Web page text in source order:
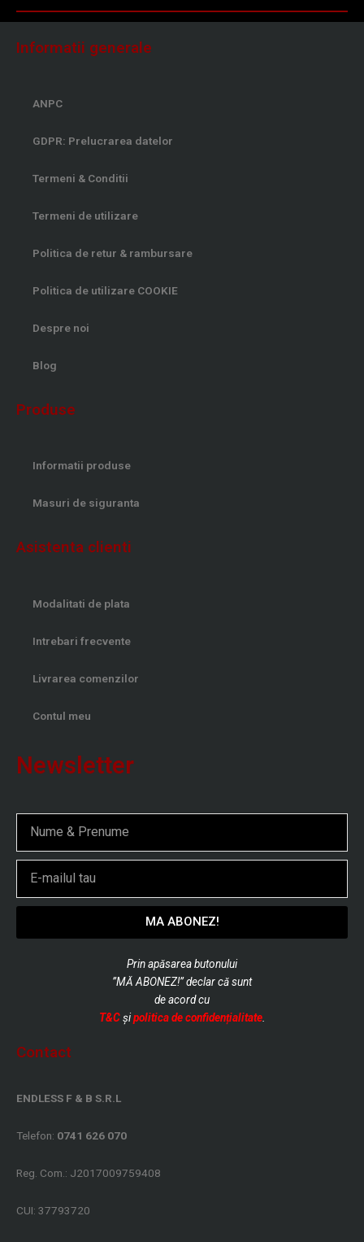
e
b
o
o
t
a
t
u
t
s
Informatii generale
ANPC
GDPR: Prelucrarea datelor
Termeni & Conditii
Termeni de utilizare
Politica de retur & rambursare
Politica de utilizare COOKIE
Despre noi
Blog
Produse
Informatii produse
Masuri de siguranta
Asistenta clienti
Modalitati de plata
Intrebari frecvente
Livrarea comenzilor
Contul meu
Newsletter
MA ABONEZ!
Prin apăsarea butonului
”MĂ ABONEZ!” declar că sunt
deacord cu
T&C și politica de confidențialitate.
Contact
ENDLESS F & B S.R.L
Telefon: 0741 626 070
Reg. Com.: J2017009759408
CUI: 37793720